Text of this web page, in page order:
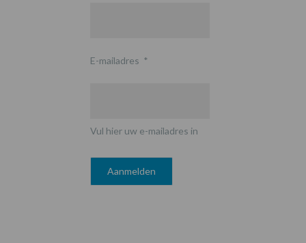
E-mailadres *
Vul hier uw e-mailadres in